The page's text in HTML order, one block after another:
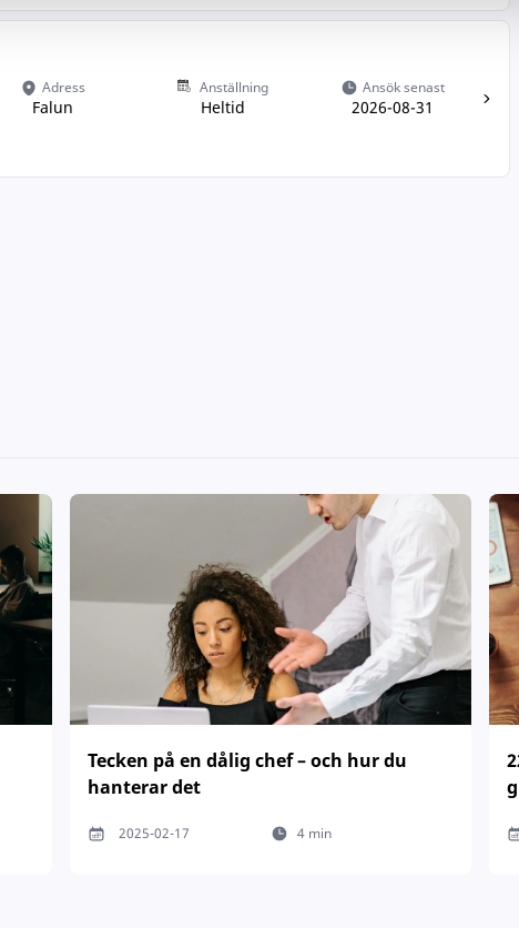
Adress
Falun
Anställning
Heltid
Ansök senast
2026-08-31
Tecken på en dålig chef – och hur du
hanterar det
2025-02-17 4 min